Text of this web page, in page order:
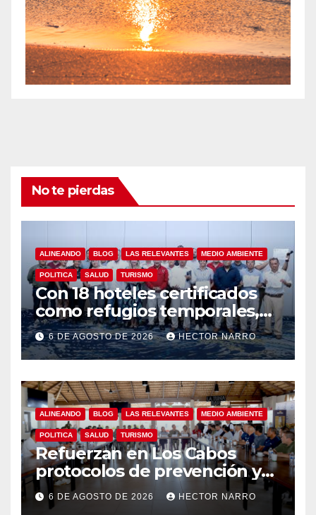
No te pierdas
ALINEANDO BLOG LAS RELEVANTES MEDIO AMBIENTE
POLITICA SALUD TURISMO
Con 18 hoteles certificados
como refugios temporales,
Gobierno de Los Cabos
refuerza la prevención y
garantiza un destino seguro
6 DE AGOSTO DE 2026 HECTOR NARRO
ALINEANDO BLOG LAS RELEVANTES MEDIO AMBIENTE
POLITICA SALUD TURISMO
Refuerzan en Los Cabos
protocolos de prevención y
rescate en playas ante oleaje
y temporada de ciclones
6 DE AGOSTO DE 2026 HECTOR NARRO